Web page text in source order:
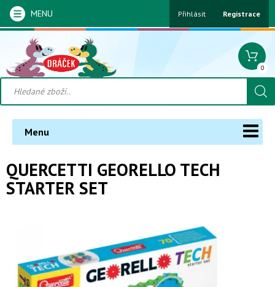
MENU Přihlásit Registrace
0
Menu
QUERCETTI GEORELLO TECH
STARTER SET